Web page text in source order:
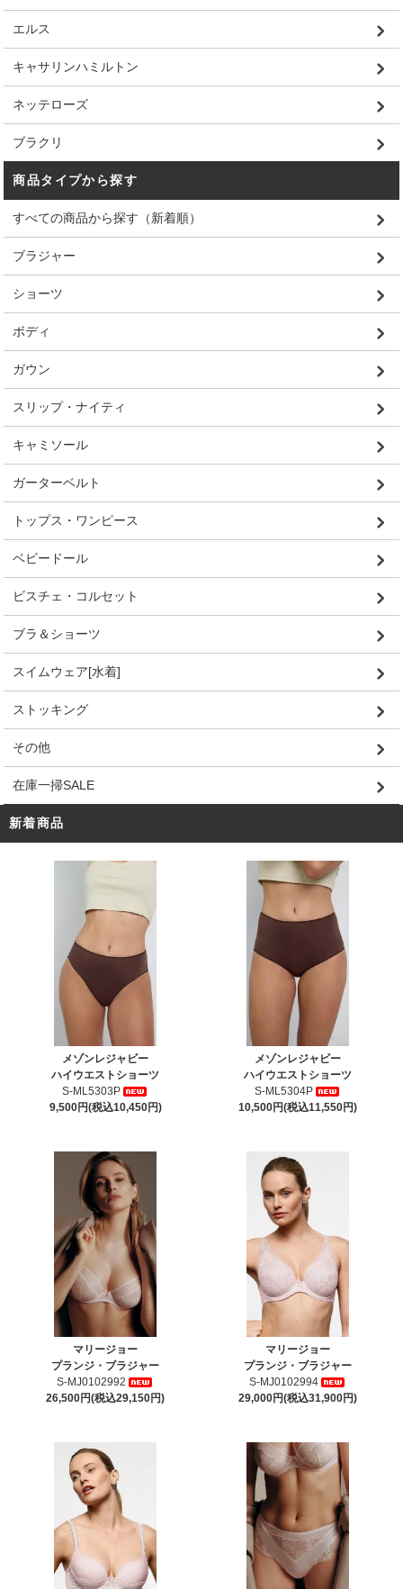
エルス
キャサリンハミルトン
ネッテローズ
ブラクリ
商品タイプから探す
すべての商品から探す（新着順）
ブラジャー
ショーツ
ボディ
ガウン
スリップ・ナイティ
キャミソール
ガーターベルト
トップス・ワンピース
ベビードール
ビスチェ・コルセット
ブラ＆ショーツ
スイムウェア[水着]
ストッキング
その他
在庫一掃SALE
新着商品
メゾンレジャビー
ハイウエストショーツ
S-ML5303P
9,500円(税込10,450円)
メゾンレジャビー
ハイウエストショーツ
S-ML5304P
10,500円(税込11,550円)
マリージョー
プランジ・ブラジャー
S-MJ0102992
26,500円(税込29,150円)
マリージョー
プランジ・ブラジャー
S-MJ0102994
29,000円(税込31,900円)